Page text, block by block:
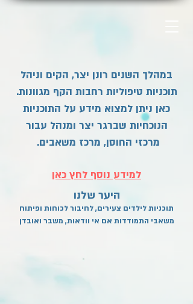
במהלך השנים רונן יצר, הקים וניהל
תוכניות טיפוליות רחבות הקף מגוונות.
כאן ניתן למצוא מידע על התוכניות
הנוכחיות שברגר יצר ומנהל עבור
מרכזי החוסן, מרכז משאבים.
למידע נוסף לחץ כאן
היער שלנו
תוכניות לילדים צעירים, לחיבור לכוחות ופיתוח
משאבי התמודדות אם אי וודאות, משבר ואובדן